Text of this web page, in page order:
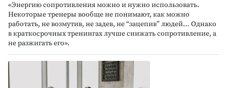
«Энергию сопротивления можно и нужно использовать.
Некоторые тренеры вообще не понимают, как можно
работать, не возмутив, не задев, не “зацепив” людей… Однако
в краткосрочных тренингах лучше снижать сопротивление, а
не разжигать его».